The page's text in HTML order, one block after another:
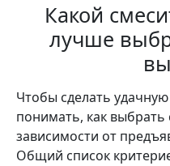
Какой
лучше
Чтобы сделать
понимать, как выбрать
зависимости от
Общий список